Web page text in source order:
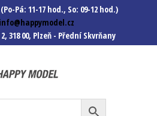
(Po-Pá: 11-17 hod., So: 09-12 hod.)
info@happymodel.cz
318 00, Plzeň - Přední Skvrňany
Modely autíček, modelová
železnice, mašinky, vagóny a